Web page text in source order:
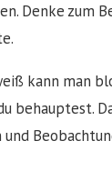
Denke zum
kann man
behauptest.
und